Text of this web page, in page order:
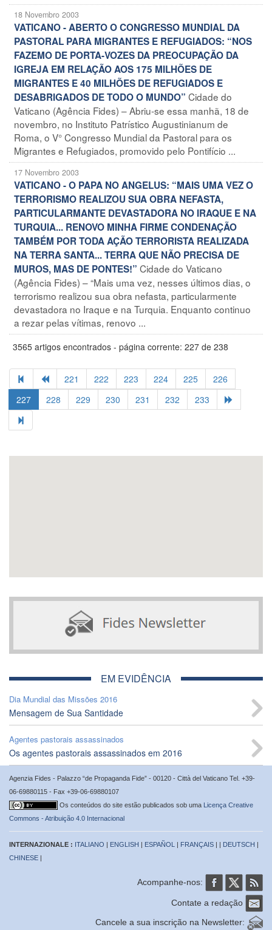
18 Novembro 2003
VATICANO - ABERTO O CONGRESSO MUNDIAL DA
PASTORAL PARA MIGRANTES E REFUGIADOS: “NOS
FAZEMO DE PORTA-VOZES DA PREOCUPAÇÃO DA
IGREJA EM RELAÇÃO AOS 175 MILHÕES DE
MIGRANTES E 40 MILHÕES DE REFUGIADOS E
DESABRIGADOS DE TODO O MUNDO” Cidade do
Vaticano (Agência Fides) – Abriu-se essa manhã, 18 de
novembro, no Instituto Patrístico Augustinianum de
Roma, o V° Congresso Mundial da Pastoral para os
Migrantes e Refugiados, promovido pelo Pontifício ...
17 Novembro 2003
VATICANO - O PAPA NO ANGELUS: “MAIS UMA VEZ O
TERRORISMO REALIZOU SUA OBRA NEFASTA,
PARTICULARMANTE DEVASTADORA NO IRAQUE E NA
TURQUIA... RENOVO MINHA FIRME CONDENAÇÃO
TAMBÉM POR TODA AÇÃO TERRORISTA REALIZADA
NA TERRA SANTA... TERRA QUE NÃO PRECISA DE
MUROS, MAS DE PONTES!” Cidade do Vaticano
(Agência Fides) – “Mais uma vez, nesses últimos dias, o
terrorismo realizou sua obra nefasta, particularmente
devastadora no Iraque e na Turquia. Enquanto continuo
a rezar pelas vítimas, renovo ...
3565 artigos encontrados - página corrente: 227 de 238
221 222 223 224 225
226
227
228 229 230 231 232 233
EM EVIDÊNCIA
Dia Mundial das Missões 2016
Mensagem de Sua Santidade
Agentes pastorais assassinados
Os agentes pastorais assassinados em 2016
Agenzia Fides - Palazzo “de Propaganda Fide” - 00120 - Città del Vaticano Tel. +39-
06-69880115 - Fax +39-06-69880107
Os conteúdos do site estão publicados sob uma Licença Creative
Commons - Atribuição 4.0 Internacional
INTERNAZIONALE : ITALIANO | ENGLISH | ESPAÑOL | FRANÇAIS | | DEUTSCH |
CHINESE |
Acompanhe-nos:
Contate a redação
Cancele a sua inscrição na Newsletter: